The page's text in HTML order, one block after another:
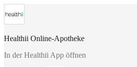
Healthii Online-Apotheke
In der Healthii App öffnen